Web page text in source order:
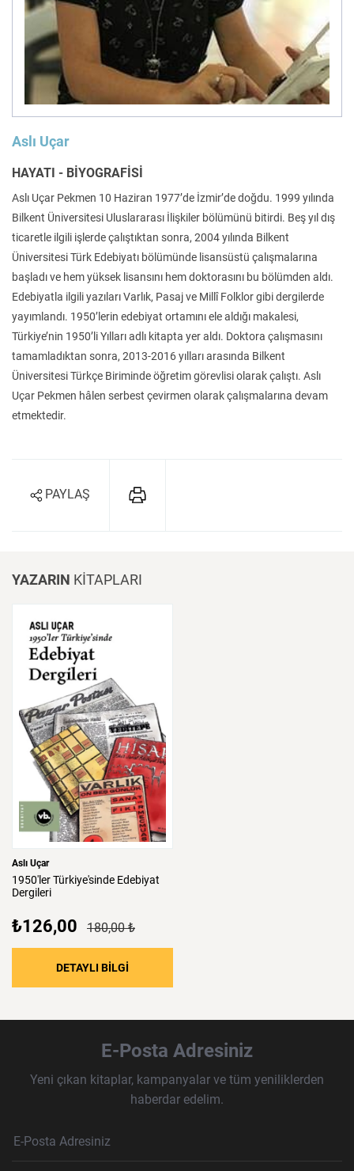
Felsefe Kesişimler
İnsan ve Toplum Çocuk Kitaplığı
Aslı Uçar
HAYATI - BİYOGRAFİSİ
Aslı Uçar Pekmen 10 Haziran 1977’de İzmir’de doğdu. 1999 yılında
Bilkent Üniversitesi Uluslararası İlişkiler bölümünü bitirdi. Beş yıl dış
ticaretle ilgili işlerde çalıştıktan sonra, 2004 yılında Bilkent
Üniversitesi Türk Edebiyatı bölümünde lisansüstü çalışmalarına
başladı ve hem yüksek lisansını hem doktorasını bu bölümden aldı.
Edebiyatla ilgili yazıları Varlık, Pasaj ve Millî Folklor gibi dergilerde
yayımlandı. 1950’lerin edebiyat ortamını ele aldığı makalesi,
Türkiye’nin 1950’li Yılları adlı kitapta yer aldı. Doktora çalışmasını
tamamladıktan sonra, 2013-2016 yılları arasında Bilkent
Üniversitesi Türkçe Biriminde öğretim görevlisi olarak çalıştı. Aslı
Uçar Pekmen hâlen serbest çevirmen olarak çalışmalarına devam
etmektedir.
PAYLAŞ
YAZARIN KİTAPLARI
Aslı Uçar
1950'lerTürkiye'sinde Edebiyat
Dergileri
₺126,00 180,00 ₺
DETAYLI BİLGİ
E-Posta Adresiniz
Yeni çıkan kitaplar, kampanyalar ve tüm yeniliklerden
haberdar edelim.
Haber Bülteni Aboneliği